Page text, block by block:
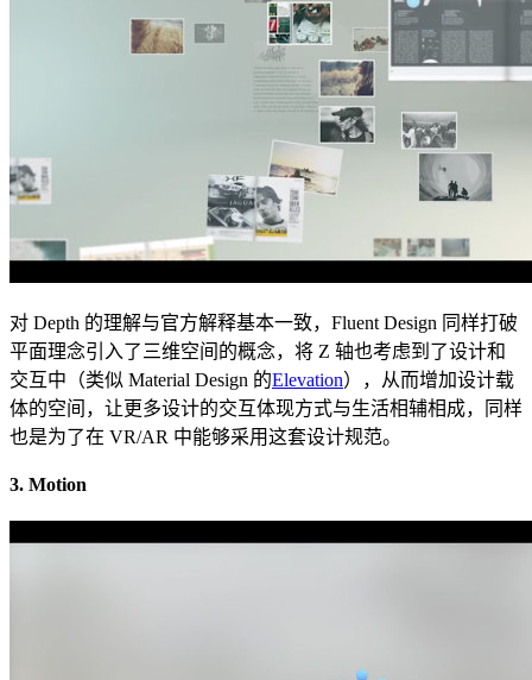
对 Depth 的理解与官方解释基本一致，Fluent Design 同样打破
平面理念引入了三维空间的概念，将 Z 轴也考虑到了设计和
交互中（类似 Material Design 的Elevation），从而增加设计载
体的空间，让更多设计的交互体现方式与生活相辅相成，同样
也是为了在 VR/AR 中能够采用这套设计规范。
3. Motion